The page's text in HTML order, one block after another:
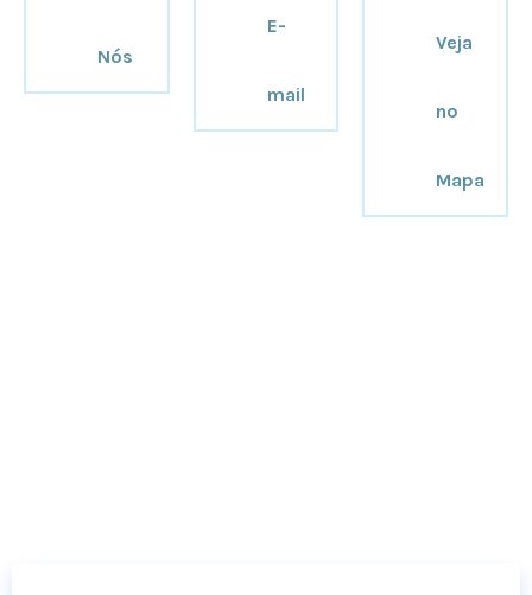
Nós
E-
mail
Veja
no
Mapa